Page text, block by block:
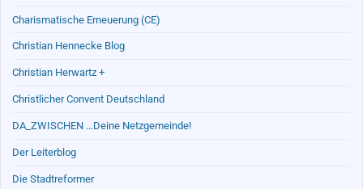
Charismatische Erneuerung (CE)
Christian Hennecke Blog
Christian Herwartz +
Christlicher Convent Deutschland
DA_ZWISCHEN …Deine Netzgemeinde!
Der Leiterblog
Die Stadtreformer